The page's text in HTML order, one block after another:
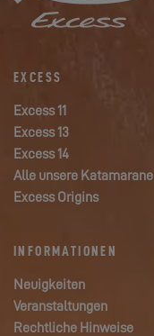
EXCESS
Excess 11
Excess 13
Excess 14
Alle unsere Katamarane
Excess Origins
INFORMATIONEN
Neuigkeiten
Veranstaltungen
Rechtliche Hinweise